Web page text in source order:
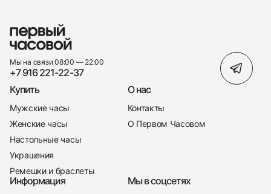
Мы на связи 08:00 — 22:00
+7 916 221-22-37
Купить
Мужские часы
Женские часы
Настольные часы
Украшения
Ремешки и браслеты
О нас
Контакты
О Первом Часовом
Информация Мы в соцсетях